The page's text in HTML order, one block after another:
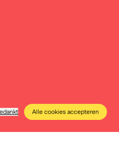
Alle cookies accepteren